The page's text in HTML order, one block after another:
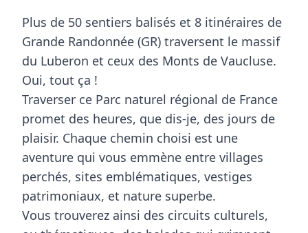
Plus de 50 sentiers balisés et 8 itinéraires de
Grande Randonnée (GR) traversent le massif
du Luberon et ceux des Monts de Vaucluse.
Oui, tout ça !
Traverser ce Parc naturel régional de France
promet des heures, que dis-je, des jours de
plaisir. Chaque chemin choisi est une
aventure qui vous emmène entre villages
perchés, sites emblématiques, vestiges
patrimoniaux, et nature superbe.
Vous trouverez ainsi des circuits culturels,